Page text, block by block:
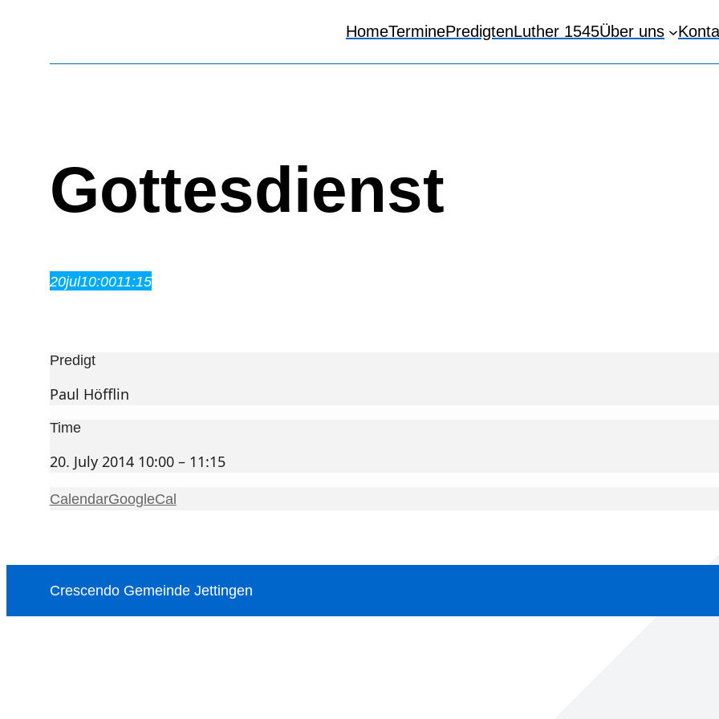
HomeTerminePredigtenLuther 1545Über uns
Gottesdienst
20jul10:0011:15
Predigt
Paul Höfflin
Time
20. July 2014 10:00 – 11:15
CalendarGoogleCal
Crescendo Gemeinde Jettingen